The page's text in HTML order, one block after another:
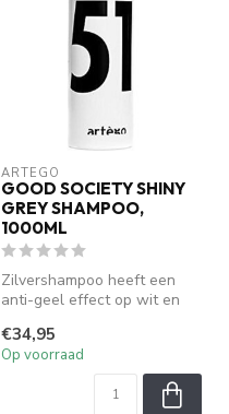
ARTEGO
GOOD SOCIETY SHINY
GREY SHAMPOO,
1000ML
Zilvershampoo heeft een
anti-geel effect op wit en
sha...
€34,95
Op voorraad